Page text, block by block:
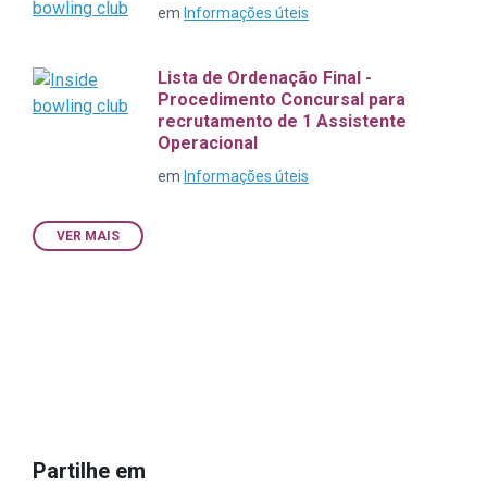
em Informações úteis
Lista de Ordenação Final -
Procedimento Concursal para
recrutamento de 1 Assistente
Operacional
em Informações úteis
VER MAIS
Partilhe em